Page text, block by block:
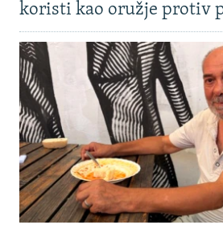
koristi kao oružje protiv